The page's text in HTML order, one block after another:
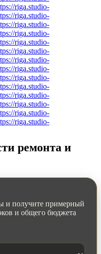
riga.studio-
riga.studio-
riga.studio-
riga.studio-
riga.studio-
riga.studio-
riga.studio-
riga.studio-
riga.studio-
riga.studio-
riga.studio-
riga.studio-
riga.studio-
riga.studio-
ремонта и
и получите примерный
и общего бюджета